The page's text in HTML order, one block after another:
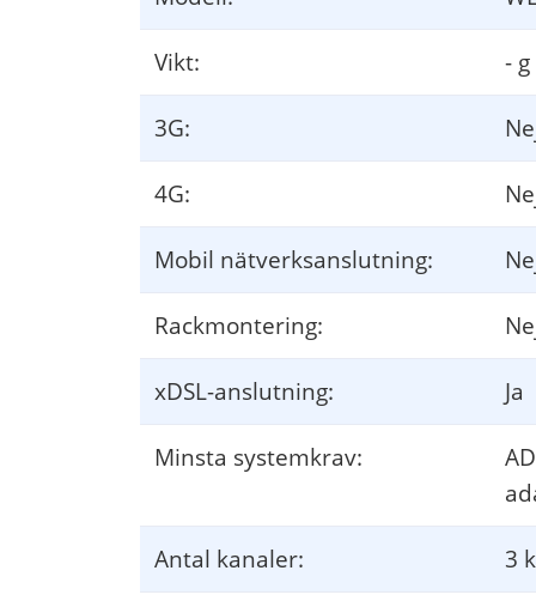
Vikt: - g
3G:
4G:
Mobil nätverksanslutning:
Rackmontering:
xDSL-anslutning: Ja
Minsta systemkrav:
Antal kanaler: 3